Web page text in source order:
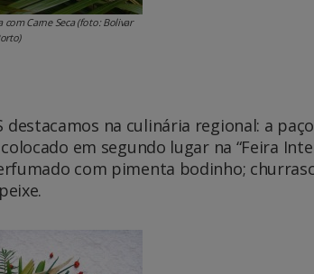
Carne Seca (foto: Bolivar
destacamos na culinária regional: a
em segundo lugar na “Feira
com pimenta bodinho;